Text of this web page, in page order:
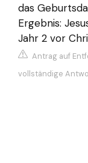
das
Ergebnis:
Jahr 2 vor
Antrag auf
vollständige